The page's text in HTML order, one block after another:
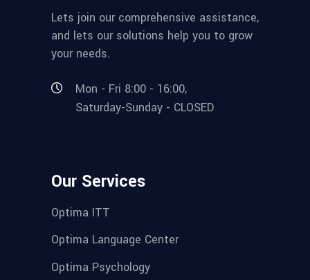
Lets join our comprehensive assistance,
and lets our solutions help you to grow
your needs.
Mon - Fri 8:00 - 16:00,
Saturday-Sunday - CLOSED
Our Services
Optima ITT
Optima Language Center
Optima Psychology